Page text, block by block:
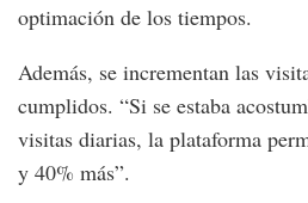
optimación de los tiempos.
Además, se incrementan las
cumplidos. “Si se estaba
visitas diarias, la plataforma
y 40% más”.